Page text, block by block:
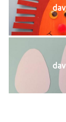
dav
dav